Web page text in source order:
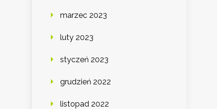
marzec 2023
luty 2023
styczeń 2023
grudzień 2022
listopad 2022